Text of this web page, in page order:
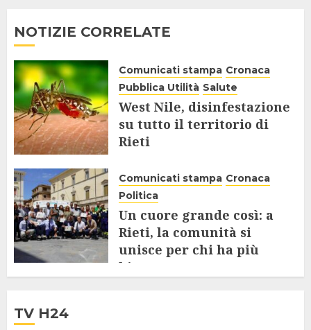
NOTIZIE CORRELATE
Comunicati stampa Cronaca
Pubblica Utilità Salute
West Nile, disinfestazione
su tutto il territorio di
Rieti
Comunicati stampa Cronaca
Politica
Un cuore grande così: a
Rieti, la comunità si
unisce per chi ha più
bisogno
TV H24